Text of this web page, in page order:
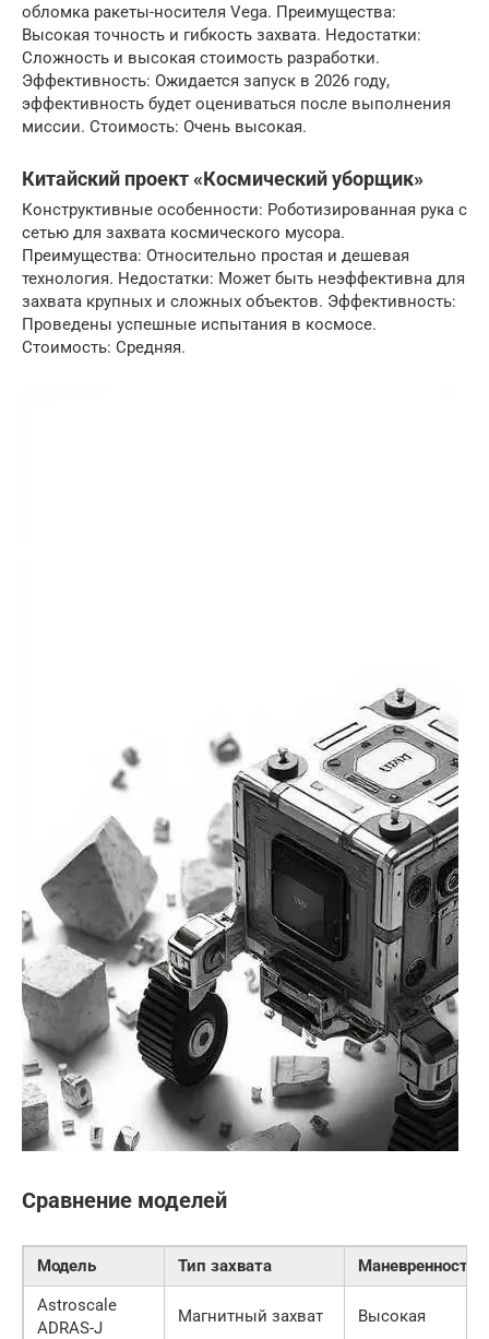
обломка ракеты-носителя Vega. Преимущества:
Высокая точность и гибкость захвата. Недостатки:
Сложность и высокая стоимость разработки.
Эффективность: Ожидается запуск в 2026 году,
эффективность будет оцениваться после выполнения
миссии. Стоимость: Очень высокая.
Китайский проект «Космический уборщик»
Конструктивные особенности: Роботизированная рука с
сетью для захвата космического мусора.
Преимущества: Относительно простая и дешевая
технология. Недостатки: Может быть неэффективна для
захвата крупных и сложных объектов. Эффективность:
Проведены успешные испытания в космосе.
Стоимость: Средняя.
Сравнение моделей
Модель Тип захвата
Маневренность
Astroscale
ADRAS-J
Магнитный захват Высокая